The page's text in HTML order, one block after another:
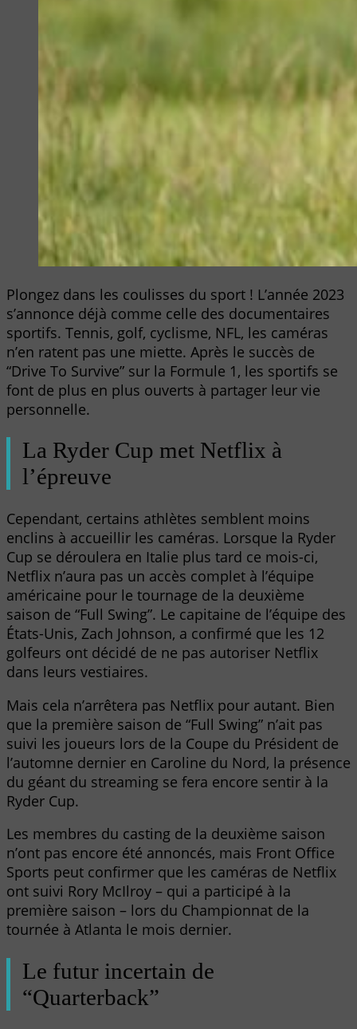
Plongez dans les coulisses du sport ! L’année 2023
s’annonce déjà comme celle des documentaires
sportifs. Tennis, golf, cyclisme, NFL, les caméras
n’en ratent pas une miette. Après le succès de
“Drive To Survive” sur la Formule 1, les sportifs se
font de plus en plus ouverts à partager leur vie
personnelle.
La Ryder Cup met Netflix à
l’épreuve
Cependant, certains athlètes semblent moins
enclins à accueillir les caméras. Lorsque la Ryder
Cup se déroulera en Italie plus tard ce mois-ci,
Netflix n’aura pas un accès complet à l’équipe
américaine pour le tournage de la deuxième
saison de “Full Swing”. Le capitaine de l’équipe des
États-Unis, Zach Johnson, a confirmé que les 12
golfeurs ont décidé de ne pas autoriser Netflix
dans leurs vestiaires.
Mais cela n’arrêtera pas Netflix pour autant. Bien
que la première saison de “Full Swing” n’ait pas
suivi les joueurs lors de la Coupe du Président de
l’automne dernier en Caroline du Nord, la présence
du géant du streaming se fera encore sentir à la
Ryder Cup.
Les membres du casting de la deuxième saison
n’ont pas encore été annoncés, mais Front Office
Sports peut confirmer que les caméras de Netflix
ont suivi Rory McIlroy – qui a participé à la
première saison – lors du Championnat de la
tournée à Atlanta le mois dernier.
Le futur incertain de
“Quarterback”